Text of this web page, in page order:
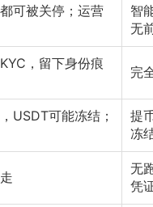
可被关停；运营
智
无
，留下身份痕
完
USDT可能冻结；
提
冻
无
凭